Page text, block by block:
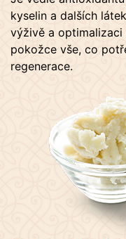
kyselin a dalších
výživě a optimalizaci
pokožce vše, co
regenerace.